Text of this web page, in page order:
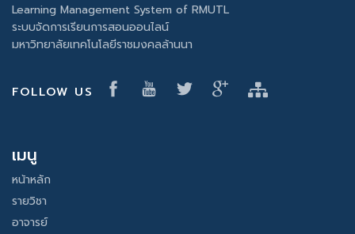
Learning Management System of RMUTL
ระบบจัดการเรียนการสอนออนไลน์
มหาวิทยาลัยเทคโนโลยีราชมงคลล้านนา
FOLLOW US
เมนู
หน้าหลัก
รายวิชา
อาจารย์